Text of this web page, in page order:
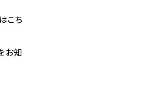
こち
お知